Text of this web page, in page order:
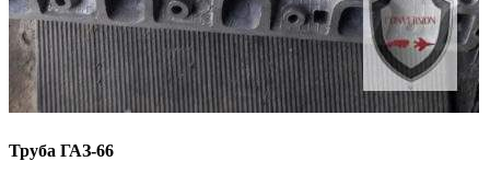
Труба ГАЗ-66